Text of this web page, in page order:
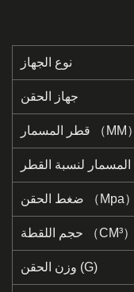
نوع الجهاز
قطر المسمار （MM）
ضغط الحقن （Mpa）
حجم اللقطة （CM³）
وزن الحقن (G)